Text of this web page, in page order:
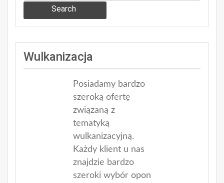
Search
Wulkanizacja
Posiadamy bardzo
szeroką ofertę
związaną z
tematyką
wulkanizacyjną.
Każdy klient u nas
znajdzie bardzo
szeroki wybór opon